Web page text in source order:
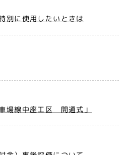
別に使用したいときは
場線中座工区 開通式」